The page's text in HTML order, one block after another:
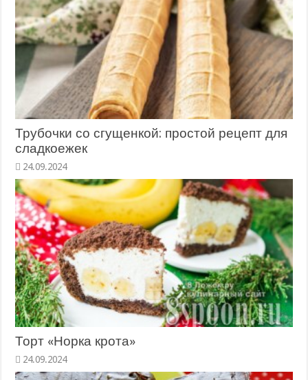
Трубочки со сгущенкой: простой рецепт для
сладкоежек
Торт «Норка крота»